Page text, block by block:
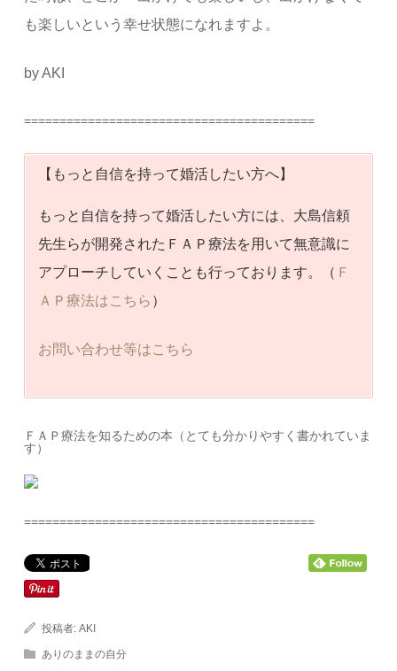
も楽しいという幸せ状態になれますよ。
by AKI
=========================================
【もっと自信を持って婚活したい方へ】
もっと自信を持って婚活したい方には、大島信頼
先生らが開発されたＦＡＰ療法を用いて無意識に
アプローチしていくことも行っております。（ Ｆ
ＡＰ療法はこちら ）
お問い合わせ等はこちら
ＦＡＰ療法を知るための本（とても分かりやすく書かれていま
す）
=========================================
投稿者:AKI
ありのままの自分